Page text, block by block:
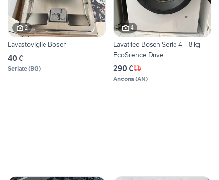
2
Lavastoviglie Bosch
40 €
Seriate(BG)
4
Lavatrice Bosch Serie 4 – 8 kg –
EcoSilence Drive
290 €
Ancona (AN)